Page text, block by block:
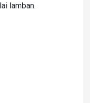
lamban.